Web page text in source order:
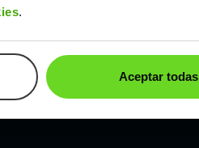
.
Aceptar todas
Peso
1.415kg
Depósito
50l